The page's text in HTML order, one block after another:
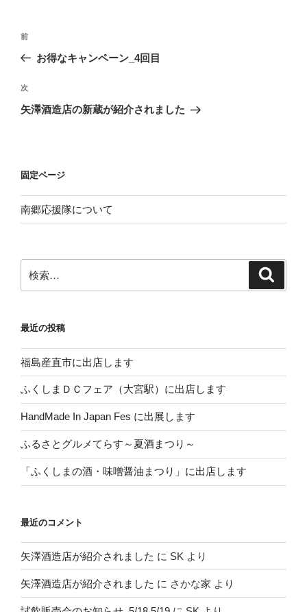
投
ビ
ゲ
ン
前
の
稿
前
お得なキャンペーン_4回目
次
の
次
矢澤酒造店の新蔵が紹介されました
固定ページ
南郷応援隊について
索:
最近の投稿
福島産直市に出店します
ふくしまＤＣフェア（大宮駅）に出店します
HandMade In Japan Fes に出展します
ふるさとグルメてらす～夏酒まつり～
「ふくしまの酒・味噌醤油まつり」に出店します
最近のコメント
矢澤酒造店が紹介されました に SK より
矢澤酒造店が紹介されました に さかな家 より